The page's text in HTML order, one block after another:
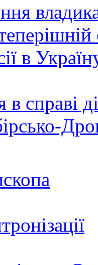
в
справі